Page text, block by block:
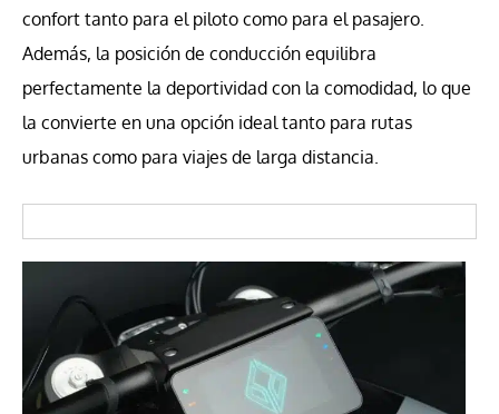
confort tanto para el piloto como para el pasajero.
Además, la posición de conducción equilibra
perfectamente la deportividad con la comodidad, lo que
la convierte en una opción ideal tanto para rutas
urbanas como para viajes de larga distancia.